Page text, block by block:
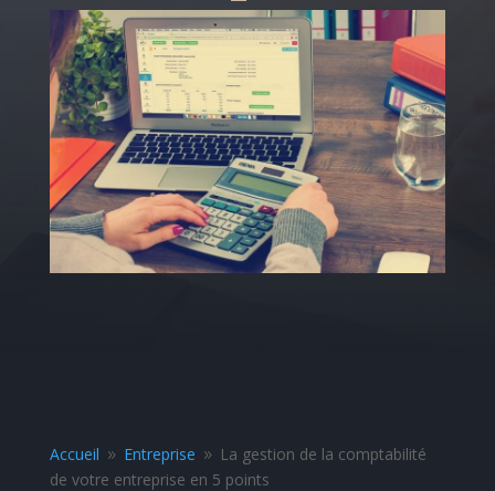
Accueil 9 Entreprise 9
La gestion de la comptabilité
de votre entreprise en 5 points